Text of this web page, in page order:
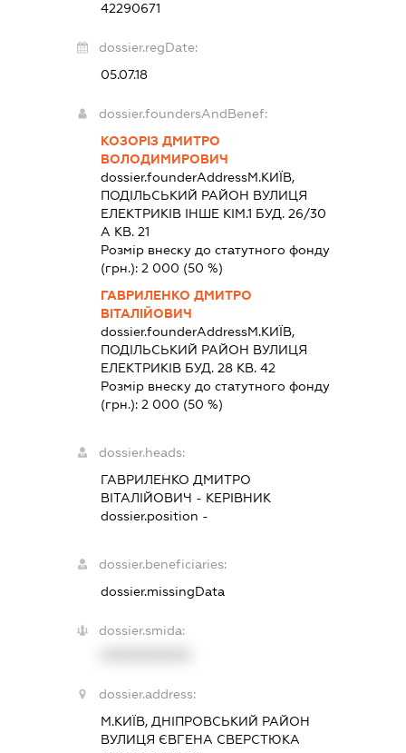
42290671
dossier.regDate:
05.07.18
dossier.foundersAndBenef:
КОЗОРІЗ ДМИТРО
ВОЛОДИМИРОВИЧ
dossier.founderAddressМ.КИЇВ,
ПОДІЛЬСЬКИЙ РАЙОН ВУЛИЦЯ
ЕЛЕКТРИКІВ ІНШЕ КІМ.1 БУД. 26/30
А КВ. 21
Розмір внеску до статутного фонду
(грн.):2 000 (50 %)
ГАВРИЛЕНКО ДМИТРО
ВІТАЛІЙОВИЧ
dossier.founderAddressМ.КИЇВ,
ПОДІЛЬСЬКИЙ РАЙОН ВУЛИЦЯ
ЕЛЕКТРИКІВ БУД. 28 КВ. 42
Розмір внеску до статутного фонду
(грн.):2 000 (50 %)
dossier.heads:
ГАВРИЛЕНКО ДМИТРО
ВІТАЛІЙОВИЧ - КЕРІВНИК
dossier.position -
dossier.beneficiaries:
dossier.missingData
dossier.smida:
dossier.address:
М.КИЇВ, ДНІПРОВСЬКИЙ РАЙОН
ВУЛИЦЯ ЄВГЕНА СВЕРСТЮКА